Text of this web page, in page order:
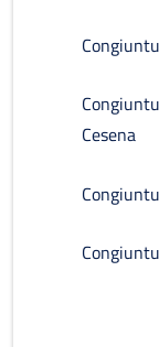
Cesena